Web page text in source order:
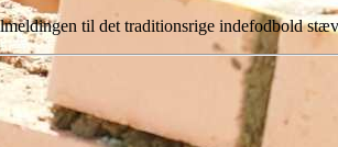
til det traditionsrige indefodbold